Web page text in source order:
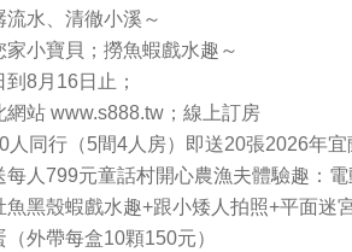
流水、清徹小溪～
家小寶貝；撈魚蝦戲水趣～
到8月16日止；
網站 www.s888.tw；線上訂房
人同行（5間4人房）即送20張2026年
每人799元童話村開心農漁夫體驗趣：
魚黑殼蝦戲水趣+跟小矮人拍照+平面迷
（外帶每盒10顆150元）